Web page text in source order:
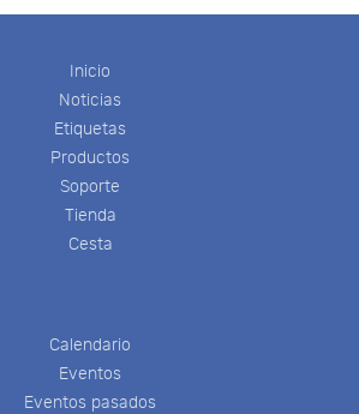
Inicio
Noticias
Etiquetas
Productos
Soporte
Tienda
Cesta
Calendario
Eventos
Eventos pasados